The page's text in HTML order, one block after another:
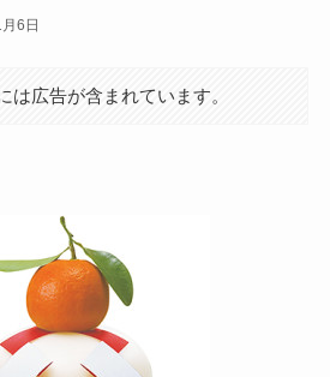
6日
は広告が含まれています。